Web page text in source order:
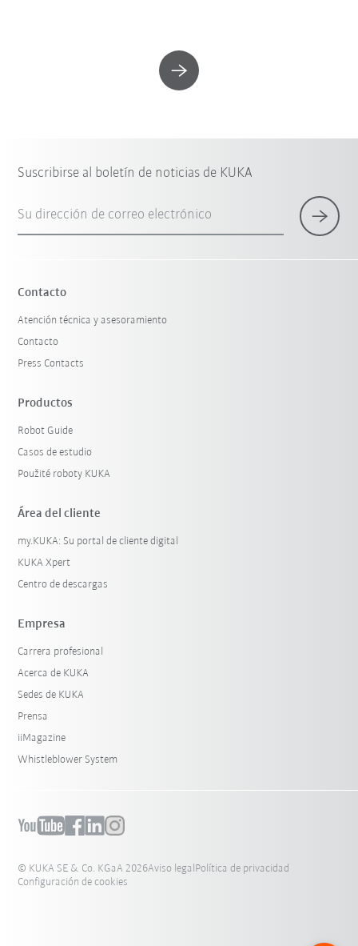
Suscribirse al boletín de noticias de KUKA
Su dirección de correo electrónico
Contacto
Atención técnica y asesoramiento
Contacto
Press Contacts
Productos
Robot Guide
Casos de estudio
Použité roboty KUKA
Área del cliente
my.KUKA: Su portal de cliente digital
KUKA Xpert
Centro de descargas
Empresa
Carrera profesional
Acerca de KUKA
Sedes de KUKA
Prensa
iiMagazine
Whistleblower System
© KUKA SE & Co. KGaA 2026Aviso legalPolítica de privacidad
Configuración de cookies